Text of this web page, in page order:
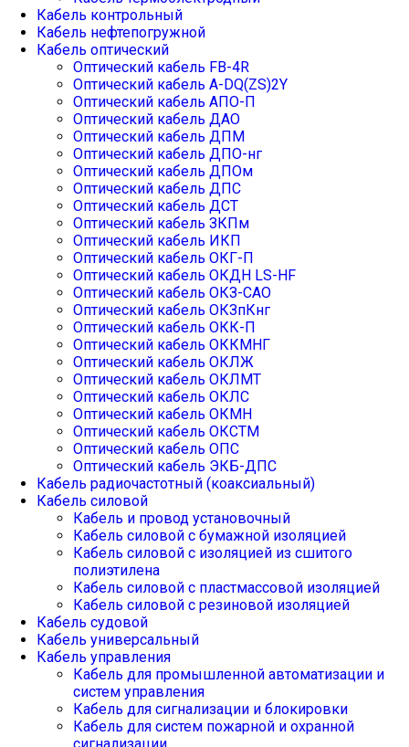
Кабель контрольный
Кабель нефтепогружной
Кабель оптический
Оптический кабель FB-4R
Оптический кабель А-DQ(ZS)2Y
Оптический кабель АПО-П
Оптический кабель ДАО
Оптический кабель ДПМ
Оптический кабель ДПО-нг
Оптический кабель ДПОм
Оптический кабель ДПС
Оптический кабель ДСТ
Оптический кабель ЗКПм
Оптический кабель ИКП
Оптический кабель ОКГ-П
Оптический кабель ОКДН LS-HF
Оптический кабель ОКЗ-САО
Оптический кабель ОКЗпКнг
Оптический кабель ОКК-П
Оптический кабель ОККМНГ
Оптический кабель ОКЛЖ
Оптический кабель ОКЛМТ
Оптический кабель ОКЛС
Оптический кабель ОКМН
Оптический кабель ОКСТМ
Оптический кабель ОПС
Оптический кабель ЭКБ-ДПС
Кабель радиочастотный (коаксиальный)
Кабель силовой
Кабель и провод установочный
Кабель силовой с бумажной изоляцией
Кабель силовой с изоляцией из сшитого
полиэтилена
Кабель силовой с пластмассовой изоляцией
Кабель силовой с резиновой изоляцией
Кабель судовой
Кабель универсальный
Кабель управления
Кабель для промышленной автоматизации и
систем управления
Кабель для сигнализации и блокировки
Кабель для систем пожарной и охранной